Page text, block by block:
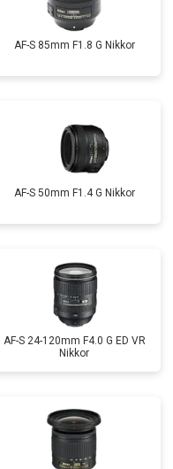
AF-S 85mm F1.8 G Nikkor
AF-S 50mm F1.4 G Nikkor
AF-S 24-120mm F4.0 G ED VR
Nikkor